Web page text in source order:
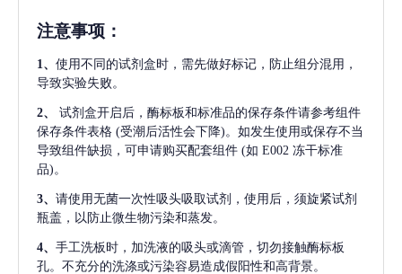
注意事项 ：
1、 使用不同的试剂盒时，需先做好标记，防止组分混用，
导致实验失败。
2、
试剂盒开启后，酶标板和标准品的保存条件请参考组件
保存条件表格 (受潮后活性会下降)。如发生使用或保存不当
导致组件缺损，可申请购买配套组件 (如 E002 冻干标准
品)。
3、 请使用无菌一次性吸头吸取试剂，使用后，须旋紧试剂
瓶盖，以防止微生物污染和蒸发。
4、 手工洗板时，加洗液的吸头或滴管，切勿接触酶标板
孔。不充分的洗涤或污染容易造成假阳性和高背景。